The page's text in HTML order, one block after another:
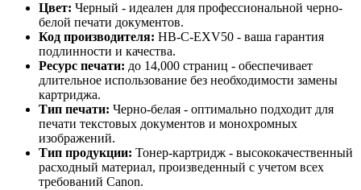
Цвет: Черный - идеален для профессиональной черно-
белой печати документов.
Код производителя: HB-C-EXV50 - ваша гарантия
подлинности и качества.
Ресурс печати: до 14,000 страниц - обеспечивает
длительное использование без необходимости замены
картриджа.
Тип печати: Черно-белая - оптимально подходит для
печати текстовых документов и монохромных
изображений.
Тип продукции: Тонер-картридж - высококачественный
расходный материал, произведенный с учетом всех
требований Canon.